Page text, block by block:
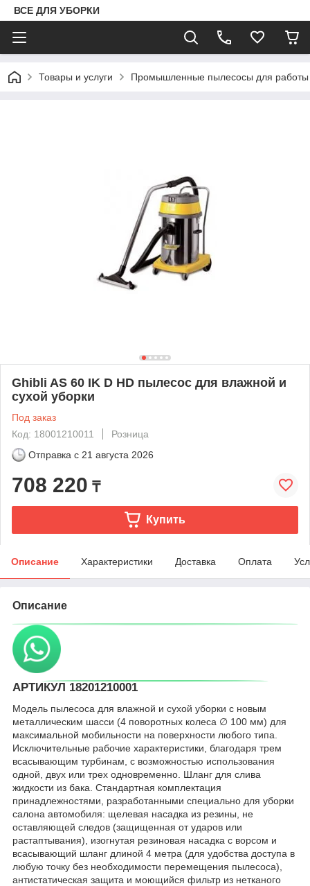
ВСЕ ДЛЯ УБОРКИ
Товары и услуги Промышленные пылесосы для работы
Ghibli AS 60 IK D HD пылесос для влажной и
сухой уборки
Под заказ
Код: 18001210011
Розница
Отправка с 21 августа 2026
708 220 ₸
Купить
Описание Характеристики Доставка Оплата
Описание
АРТИКУЛ 18201210001
Модель пылесоса для влажной и сухой уборки с новым
металлическим шасси (4 поворотных колеса ∅ 100 мм) для
максимальной мобильности на поверхности любого типа.
Исключительные рабочие характеристики, благодаря трем
всасывающим турбинам, с возможностью использования
одной, двух или трех одновременно. Шланг для слива
жидкости из бака. Стандартная комплектация
принадлежностями, разработанными специально для уборки
салона автомобиля: щелевая насадка из резины, не
оставляющей следов (защищенная от ударов или
растаптывания), изогнутая резиновая насадка с ворсом и
всасывающий шланг длиной 4 метра (для удобства доступа в
любую точку без необходимости перемещения пылесоса),
антистатическая защита и моющийся фильтр из нетканого